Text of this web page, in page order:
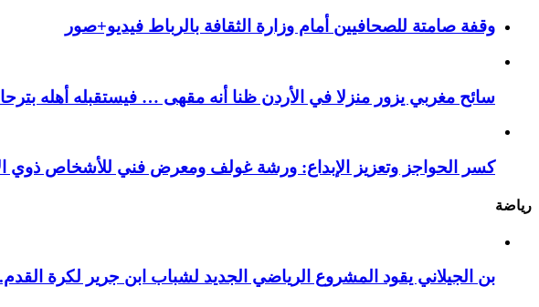
وقفة صامتة للصحافيين أمام وزارة الثقافة بالرباط فيديو+صور
سائح مغربي يزور منزلا في الأردن ظنا أنه مقهى … فيستقبله أهله
كسر الحواجز وتعزيز الإبداع: ورشة غولف ومعرض فني للأشخاص ذوي
رياضة
بن الجيلاني يقود المشروع الرياضي الجديد لشباب ابن جرير لكرة القدم.